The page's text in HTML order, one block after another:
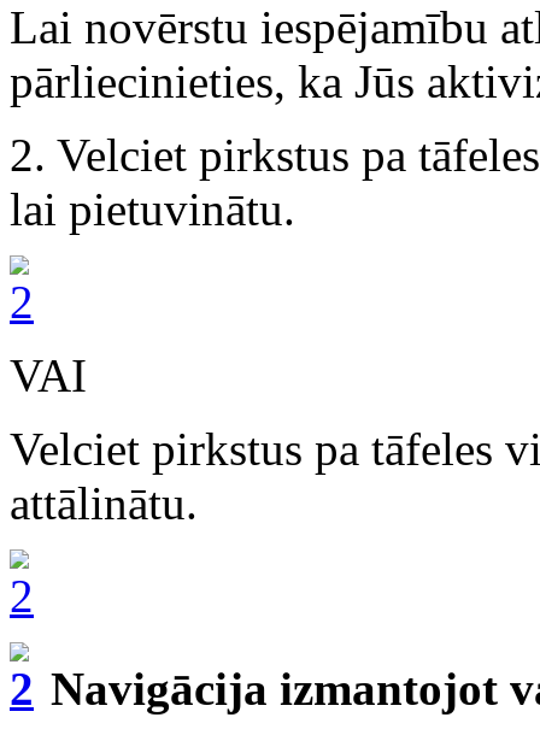
Lai novērstu iespējamību
pārliecinieties, ka Jūs
2. Velciet pirkstus pa
lai pietuvinātu.
VAI
Velciet pirkstus pa tāfeles
attālinātu.
Navigācija izmantojot